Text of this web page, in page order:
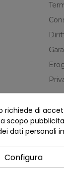
richiede di
scopo
dati personali
Configura